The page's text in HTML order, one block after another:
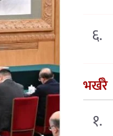
६.
भर्खरै
१.